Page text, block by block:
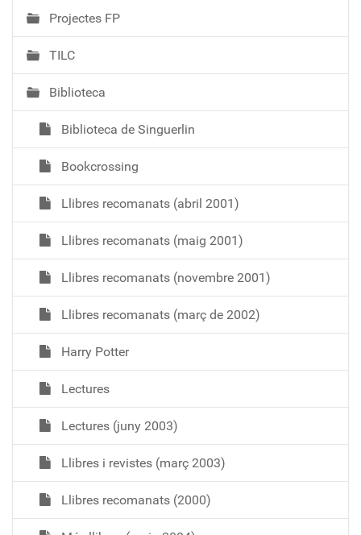
Projectes FP
TILC
Biblioteca
Biblioteca de Singuerlin
Bookcrossing
Llibres recomanats (abril 2001)
Llibres recomanats (maig 2001)
Llibres recomanats (novembre 2001)
Llibres recomanats (març de 2002)
Harry Potter
Lectures
Lectures (juny 2003)
Llibres i revistes (març 2003)
Llibres recomanats (2000)